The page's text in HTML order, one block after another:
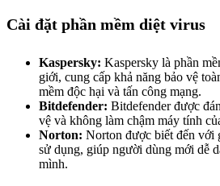
Cài đặt phần mềm diệt virus
Kaspersky: Kaspersky là phần
giới, cung cấp khả năng bảo vệ
mềm độc hại và tấn công mạng.
Bitdefender: Bitdefender được
vệ và không làm chậm máy tính
Norton: Norton được biết đến với
sử dụng, giúp người dùng mới dễ
mình.